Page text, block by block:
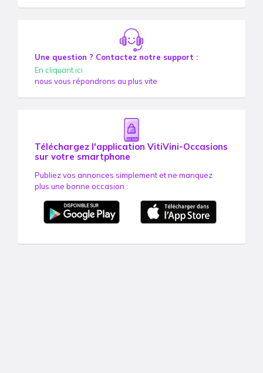
Une question ? Contactez notre support :
En cliquant ici
nous vous répondrons au plus vite
Téléchargez l'application VitiVini-Occasions
sur votre smartphone
Publiez vos annonces simplement et ne manquez
plus une bonne occasion :